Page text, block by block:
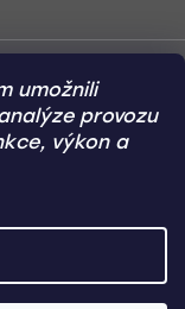
umožnili
provozu
výkon a
Dobírka